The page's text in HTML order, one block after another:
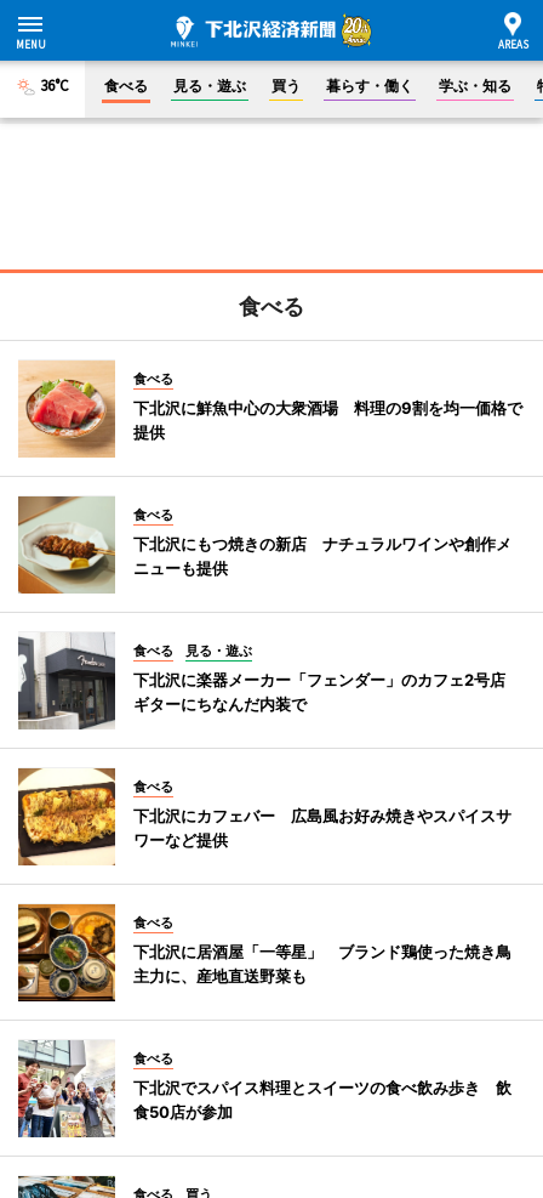
36°C 食べる 見る・遊ぶ 買う 暮らす・働く 学ぶ・知る
食べる
食べる
下北沢に鮮魚中心の大衆酒場 料理の9割を均一価格で
提供
食べる
下北沢にもつ焼きの新店 ナチュラルワインや創作メ
ニューも提供
食べる 見る・遊ぶ
下北沢に楽器メーカー「フェンダー」のカフェ2号店
ギターにちなんだ内装で
食べる
下北沢にカフェバー 広島風お好み焼きやスパイスサ
ワーなど提供
食べる
下北沢に居酒屋「一等星」 ブランド鶏使った焼き鳥
主力に、産地直送野菜も
食べる
下北沢でスパイス料理とスイーツの食べ飲み歩き 飲
食50店が参加
食べる 買う